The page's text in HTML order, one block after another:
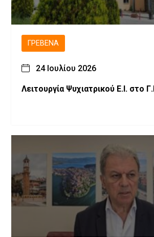
ΓΡΕΒΕΝΆ
24 Ιουλίου 2026
Λειτουργία Ψυχιατρικού Ε.Ι. στο